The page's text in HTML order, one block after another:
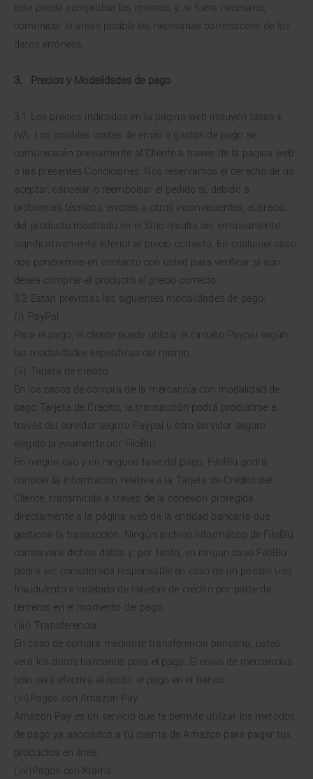
este pueda comprobar los mismos y, si fuera necesario,
comunicar lo antes posible las necesarias correcciones de los
datos erróneos.
3. Precios y Modalidades de pago
3.1 Los precios indicados en la página web incluyen tasas e
IVA. Los posibles costes de envío o gastos de pago se
comunicarán previamente al Cliente a través de la página web
o las presentes Condiciones. Nos reservamos el derecho de no
aceptar, cancelar o reembolsar el pedido si, debido a
problemas técnicos, errores u otros inconvenientes, el precio
del producto mostrado en el Sitio resulta ser erróneamente
significativamente inferior al precio correcto. En cualquier caso,
nos pondremos en contacto con usted para verificar si aún
desea comprar el producto al precio correcto.
3.2 Están previstas las siguientes modalidades de pago:
(i) PayPal
Para el pago, el cliente puede utilizar el circuito Paypal según
las modalidades específicas del mismo.
(ii) Tarjeta de crédito
En los casos de compra de la mercancía con modalidad de
pago Tarjeta de Crédito, la transacción podrá producirse a
través del servidor seguro Paypal u otro servidor seguro
elegido previamente por FiloBlu.
En ningún cao y en ninguna fase del pago, FiloBlu podrá
conocer la información relativa a la Tarjeta de Crédito del
Cliente, transmitida a través de la conexión protegida
directamente a la página web de la entidad bancaria que
gestiona la transacción. Ningún archivo informático de FiloBlu
conservará dichos datos y, por tanto, en ningún caso FiloBlu
podrá ser considerada responsable en caso de un posible uso
fraudulento e indebido de tarjetas de crédito por parte de
terceros en el momento del pago.
(iiii) Transferencia
En caso de compra mediante transferencia bancaria, usted
verá los datos bancarios para el pago. El envío de mercancías
sólo será efectiva al recibir el pago en el banco.
(vi)Pagos con Amazon Pay
Amazon Pay es un servicio que te permite utilizar los métodos
de pago ya asociados a tu cuenta de Amazon para pagar tus
productos en línea.
(vii)Pagos con Klarna